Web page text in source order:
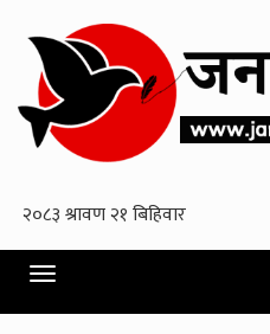
Toggle
navigation